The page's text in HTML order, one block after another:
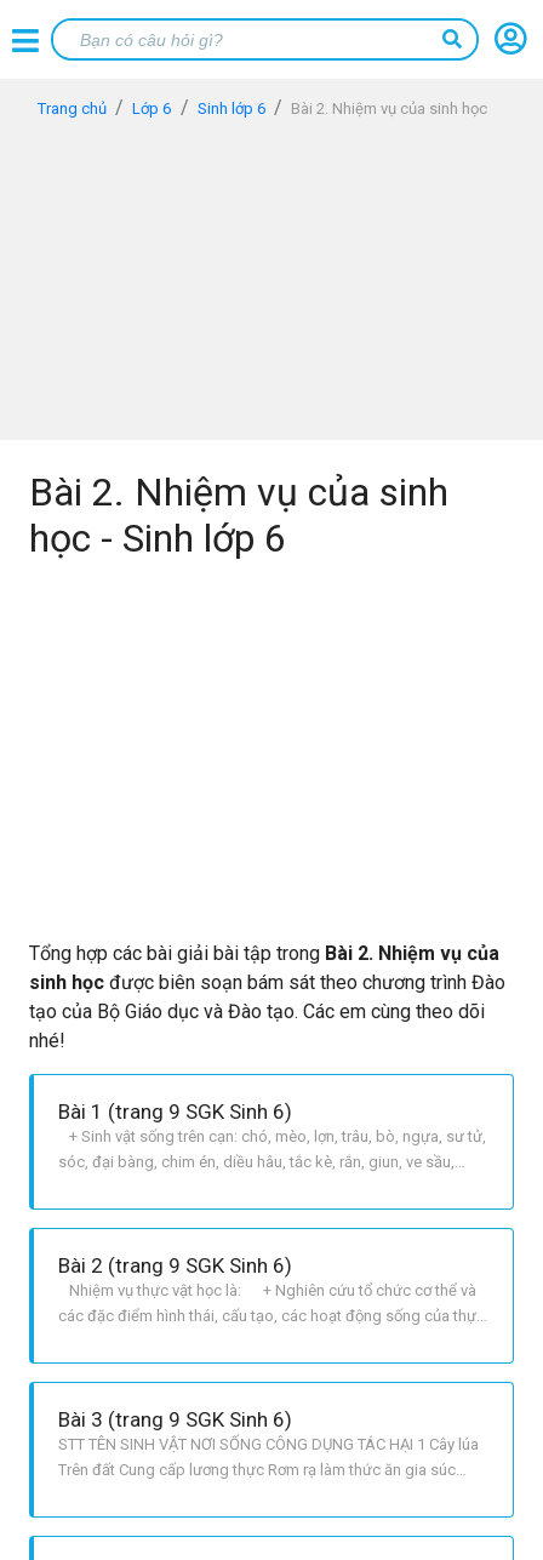
Trang chủ Lớp 6 Sinh lớp 6 Bài 2. Nhiệm vụ của sinh học
Bài 2. Nhiệm vụ của sinh
học - Sinh lớp 6
Tổng hợp các bài giải bài tập trong Bài 2. Nhiệm vụ của
sinh học được biên soạn bám sát theo chương trình Đào
tạo của Bộ Giáo dục và Đào tạo. Các em cùng theo dõi
nhé!
Bài 1 (trang 9 SGK Sinh 6)
+ Sinh vật sống trên cạn: chó, mèo, lợn, trâu, bò, ngựa, sư tử,
sóc, đại bàng, chim én, diều hâu, tắc kè, rắn, giun, ve sầu,
nước: tôm , cua, trai, sò, hến, cá chép, cá mè, cá trắm, cá quả,
Bài 2 (trang 9 SGK Sinh 6)
Nhiệm vụ thực vật học là: + Nghiên cứu tổ chức cơ thể và
các đặc điểm hình thái, cấu tạo, các hoạt động sống của thực
của chúng qua các nhóm thực vật khác nhau. + Tìm hiểu vai
Bài 3 (trang 9 SGK Sinh 6)
STT TÊN SINH VẬT NƠI SỐNG CÔNG DỤNG TÁC HẠI 1 Cây lúa
Trên đất Cung cấp lương thực Rơm rạ làm thức ăn gia súc
sữa,… Cung cấp sức kéo Cung cấp phân bón cho cây trồng